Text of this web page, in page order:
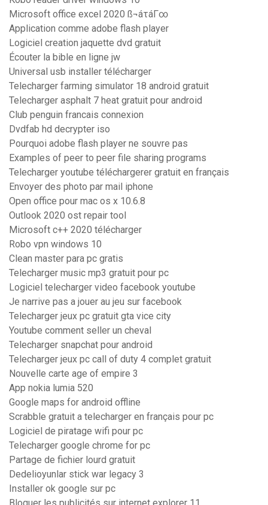
Microsoft office excel 2020 ß¬áτáΓ∞
Application comme adobe flash player
Logiciel creation jaquette dvd gratuit
Écouter la bible en ligne jw
Universal usb installer télécharger
Telecharger farming simulator 18 android gratuit
Telecharger asphalt 7 heat gratuit pour android
Club penguin francais connexion
Dvdfab hd decrypter iso
Pourquoi adobe flash player ne souvre pas
Examples of peer to peer file sharing programs
Telecharger youtube téléchargerer gratuit en français
Envoyer des photo par mail iphone
Open office pour mac os x 10.6.8
Outlook 2020 ost repair tool
Microsoft c++ 2020 télécharger
Robo vpn windows 10
Clean master para pc gratis
Telecharger music mp3 gratuit pour pc
Logiciel telecharger video facebook youtube
Je narrive pas a jouer au jeu sur facebook
Telecharger jeux pc gratuit gta vice city
Youtube comment seller un cheval
Telecharger snapchat pour android
Telecharger jeux pc call of duty 4 complet gratuit
Nouvelle carte age of empire 3
App nokia lumia 520
Google maps for android offline
Scrabble gratuit a telecharger en français pour pc
Logiciel de piratage wifi pour pc
Telecharger google chrome for pc
Partage de fichier lourd gratuit
Dedelioyunlar stick war legacy 3
Installer ok google sur pc